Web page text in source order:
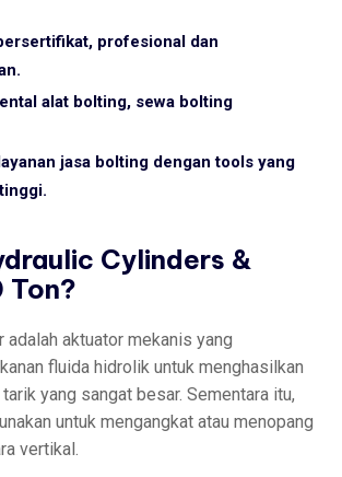
profesional dan
alat bolting, sewa bolting
jasa bolting dengan tools yang
Cylinders &
Ton?
adalah aktuator mekanis yang
fluida hidrolik untuk menghasilkan
yang sangat besar. Sementara itu,
untuk mengangkat atau menopang
vertikal.